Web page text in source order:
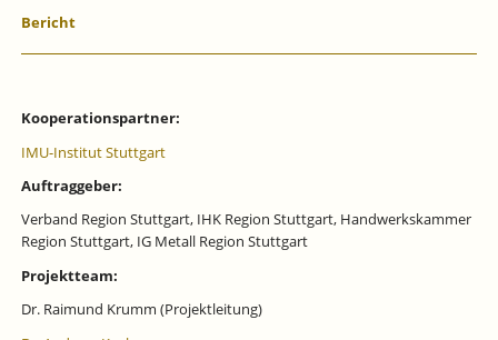
Bericht
Kooperationspartner:
IMU-Institut Stuttgart
Auftraggeber:
Verband Region Stuttgart, IHK Region Stuttgart, Handwerkskammer
Region Stuttgart, IG Metall Region Stuttgart
Projektteam:
Dr. Raimund Krumm (Projektleitung)